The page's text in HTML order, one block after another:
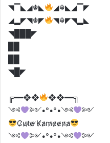
◥▔◣◢☬◣
◢☬◣◢▔◤
◢▂◤◥☬◤
◥☬◤◥▂◣
◥███◤
◥█◤
╔━━❖❖
❖❖━━╗
༺
༻•°•°•༺
༻
C̷u̷t̷e̷ ̷K̷a̷m̷e̷e̷n̷a̷
༺
༻•°•°•༺ ༻